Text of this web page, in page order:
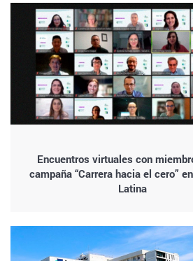
Encuentros virtuales con
campaña “Carrera hacia el cero”
Latina